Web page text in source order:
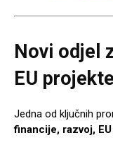
Novi odjel
EU projekte
Jedna od ključnih
financije, razvoj,